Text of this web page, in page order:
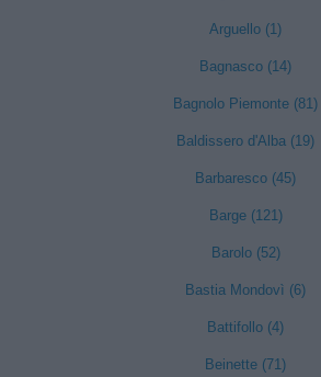
Arguello (1)
Bagnasco (14)
Bagnolo Piemonte (81)
Baldissero d'Alba (19)
Barbaresco (45)
Barge (121)
Barolo (52)
Bastia Mondovì (6)
Battifollo (4)
Beinette (71)